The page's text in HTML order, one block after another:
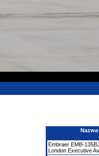
Embraer EMB-
London Executive